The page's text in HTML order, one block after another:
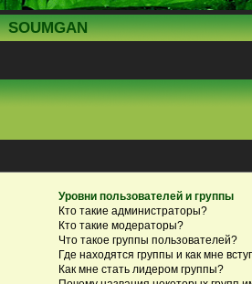
SOUMGAN
Уровни пользователей и группы
Кто такие администраторы?
Кто такие модераторы?
Что такое группы пользователей?
Где находятся группы и как мне
Как мне стать лидером группы?